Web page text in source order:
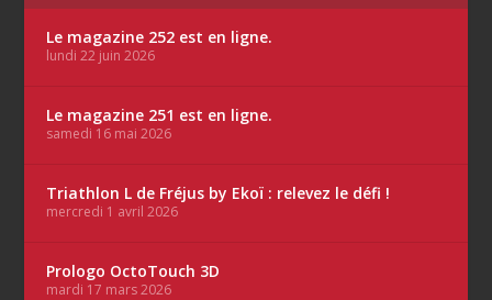
Le magazine 252 est en ligne.
lundi 22 juin 2026
Le magazine 251 est en ligne.
samedi 16 mai 2026
Triathlon L de Fréjus by Ekoï : relevez le défi !
mercredi 1 avril 2026
Prologo OctoTouch 3D
mardi 17 mars 2026